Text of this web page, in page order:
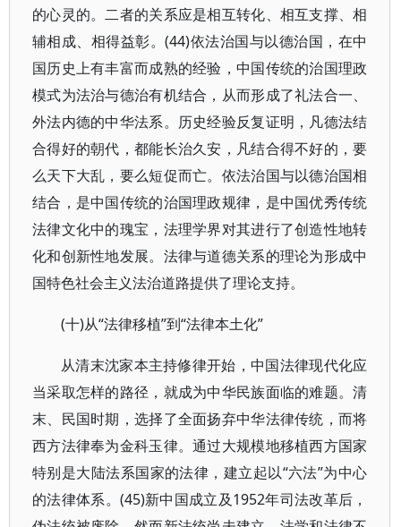
的心灵的。二者的关系应是相互转化、相互支撑、相
辅相成、相得益彰。(44)依法治国与以德治国，在中
国历史上有丰富而成熟的经验，中国传统的治国理政
模式为法治与德治有机结合，从而形成了礼法合一、
外法内德的中华法系。历史经验反复证明，凡德法结
合得好的朝代，都能长治久安，凡结合得不好的，要
么天下大乱，要么短促而亡。依法治国与以德治国相
结合，是中国传统的治国理政规律，是中国优秀传统
法律文化中的瑰宝，法理学界对其进行了创造性地转
化和创新性地发展。法律与道德关系的理论为形成中
国特色社会主义法治道路提供了理论支持。
(十)从“法律移植”到“法律本土化”
从清末沈家本主持修律开始，中国法律现代化应
当采取怎样的路径，就成为中华民族面临的难题。清
末、民国时期，选择了全面扬弃中华法律传统，而将
西方法律奉为金科玉律。通过大规模地移植西方国家
特别是大陆法系国家的法律，建立起以“六法”为中心
的法律体系。(45)新中国成立及1952年司法改革后，